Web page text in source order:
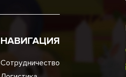
НАВИГАЦИЯ
Сотрудничество